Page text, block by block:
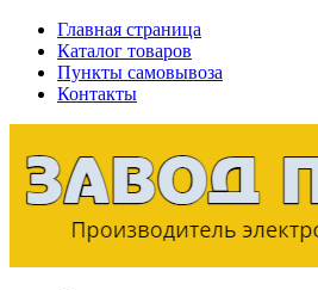
Главная страница
Каталог товаров
Пункты самовывоза
Контакты